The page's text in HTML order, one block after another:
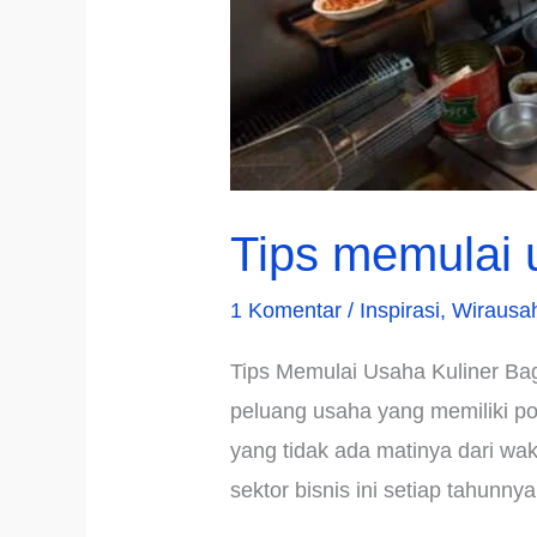
Tips memulai
1 Komentar / Inspirasi,
Tips Memulai Usaha Kuliner
peluang usaha yang memiliki
yang tidak ada matinya dari
sektor bisnis ini setiap